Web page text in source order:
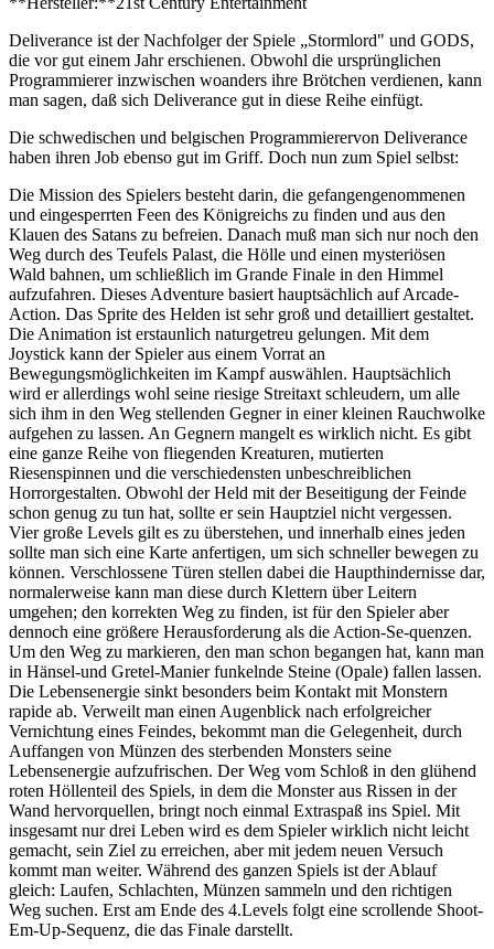
Deliverance ist der Nachfolger der Spiele „Stormlord" und GODS,
die vor gut einem Jahr erschienen. Obwohl die ursprünglichen
Programmierer inzwischen woanders ihre Brötchen verdienen, kann
man sagen, daß sich Deliverance gut in diese Reihe einfügt.
Die schwedischen und belgischen Programmierervon Deliverance
haben ihren Job ebenso gut im Griff. Doch nun zum Spiel selbst:
Die Mission des Spielers besteht darin, die gefangengenommenen
und eingesperrten Feen des Königreichs zu finden und aus den
Klauen des Satans zu befreien. Danach muß man sich nur noch den
Weg durch des Teufels Palast, die Hölle und einen mysteriösen
Wald bahnen, um schließlich im Grande Finale in den Himmel
aufzufahren. Dieses Adventure basiert hauptsächlich auf Arcade-
Action. Das Sprite des Helden ist sehr groß und detailliert gestaltet.
Die Animation ist erstaunlich naturgetreu gelungen. Mit dem
Joystick kann der Spieler aus einem Vorrat an
Bewegungsmöglichkeiten im Kampf auswählen. Hauptsächlich
wird er allerdings wohl seine riesige Streitaxt schleudern, um alle
sich ihm in den Weg stellenden Gegner in einer kleinen Rauchwolke
aufgehen zu lassen. An Gegnern mangelt es wirklich nicht. Es gibt
eine ganze Reihe von fliegenden Kreaturen, mutierten
Riesenspinnen und die verschiedensten unbeschreiblichen
Horrorgestalten. Obwohl der Held mit der Beseitigung der Feinde
schon genug zu tun hat, sollte er sein Hauptziel nicht vergessen.
Vier große Levels gilt es zu überstehen, und innerhalb eines jeden
sollte man sich eine Karte anfertigen, um sich schneller bewegen zu
können. Verschlossene Türen stellen dabei die Haupthindernisse dar,
normalerweise kann man diese durch Klettern über Leitern
umgehen; den korrekten Weg zu finden, ist für den Spieler aber
dennoch eine größere Herausforderung als die Action-Se-quenzen.
Um den Weg zu markieren, den man schon begangen hat, kann man
in Hänsel-und Gretel-Manier funkelnde Steine (Opale) fallen lassen.
Die Lebensenergie sinkt besonders beim Kontakt mit Monstern
rapide ab. Verweilt man einen Augenblick nach erfolgreicher
Vernichtung eines Feindes, bekommt man die Gelegenheit, durch
Auffangen von Münzen des sterbenden Monsters seine
Lebensenergie aufzufrischen. Der Weg vom Schloß in den glühend
roten Höllenteil des Spiels, in dem die Monster aus Rissen in der
Wand hervorquellen, bringt noch einmal Extraspaß ins Spiel. Mit
insgesamt nur drei Leben wird es dem Spieler wirklich nicht leicht
gemacht, sein Ziel zu erreichen, aber mit jedem neuen Versuch
kommt man weiter. Während des ganzen Spiels ist der Ablauf
gleich: Laufen, Schlachten, Münzen sammeln und den richtigen
Weg suchen. Erst am Ende des 4.Levels folgt eine scrollende Shoot-
Em-Up-Sequenz, die das Finale darstellt.